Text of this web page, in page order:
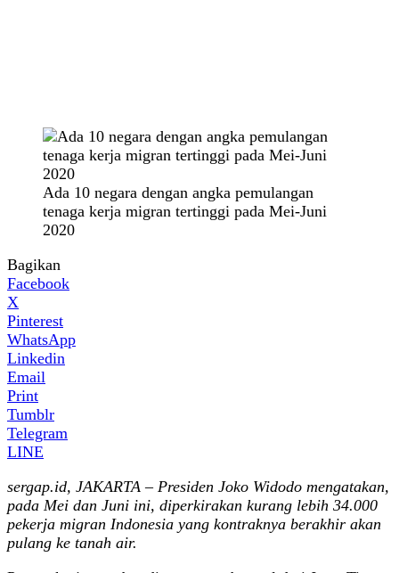
Ada 10 negara dengan angka pemulangan
tenaga kerja migran tertinggi pada Mei-Juni
2020
Bagikan
Facebook
X
Pinterest
WhatsApp
Linkedin
Email
Print
Tumblr
Telegram
LINE
sergap.id, JAKARTA – Presiden Joko Widodo mengatakan,
pada Mei dan Juni ini, diperkirakan kurang lebih 34.000
pekerja migran Indonesia yang kontraknya berakhir akan
pulang ke tanah air.